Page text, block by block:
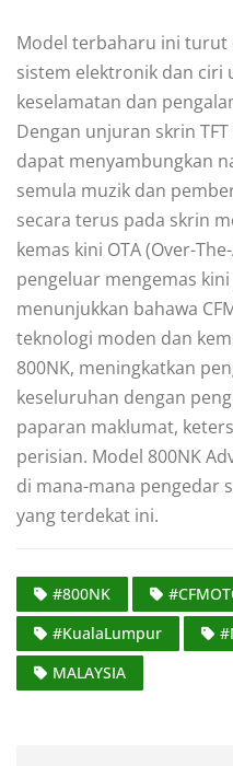
Model terbaharu ini turut
sistem elektronik dan ciri
keselamatan dan
Dengan unjuran skrin
dapat menyambungkan
semula muzik dan
secara terus pada skrin
kemas kini OTA (Over-
pengeluar mengemas
menunjukkan bahawa
teknologi moden dan
800NK, meningkatkan
keseluruhan dengan
paparan maklumat,
perisian. Model 800NK
di mana-mana pengedar
yang terdekat ini.
#800NK
#KualaLumpur
MALAYSIA